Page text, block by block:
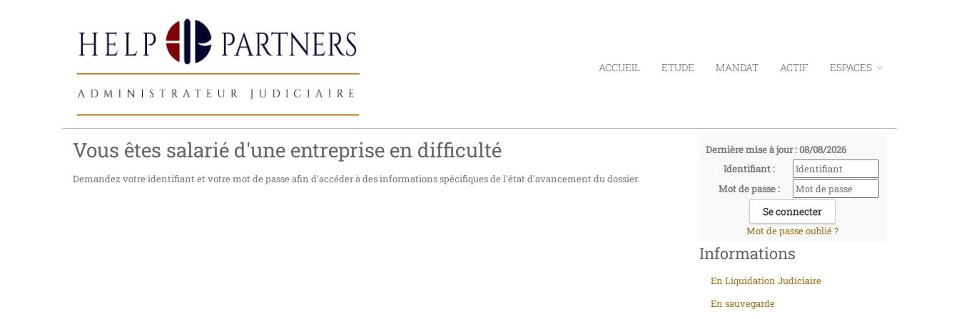
ACCUEIL ETUDE MANDAT ACTIF ESPACES
Dernière mise à jour : 08/08/2026
Identifiant :
Mot de passe :
Mot de passe oublié ?
Informations
En Liquidation Judiciaire
En sauvegarde
Vous êtes salarié d'une entreprise en difficulté
Demandez votre identifiant et votre mot de passe afin d'accéder à des informations spécifiques de l'état d'avancement du dossier.